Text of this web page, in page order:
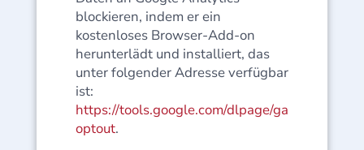
blockieren, indem er ein
kostenloses Browser-Add-on
herunterlädt und installiert, das
unter folgender Adresse verfügbar
ist:
https://tools.google.com/dlpage/ga
optout.